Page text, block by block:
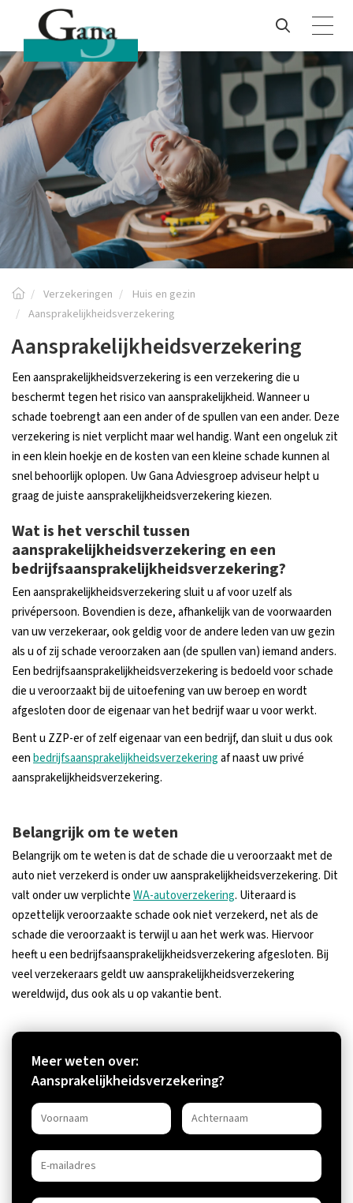
Verzekeringen
Huis en gezin
Aansprakelijkheidsverzekering
Aansprakelijkheidsverzekering
Een aansprakelijkheidsverzekering is een verzekering die u
beschermt tegen het risico van aansprakelijkheid. Wanneer u
schade toebrengt aan een ander of de spullen van een ander. Deze
verzekering is niet verplicht maar wel handig. Want een ongeluk zit
in een klein hoekje en de kosten van een kleine schade kunnen al
snel behoorlijk oplopen. Uw Gana Adviesgroep adviseur helpt u
graag de juiste aansprakelijkheidsverzekering kiezen.
Wat is het verschil tussen
aansprakelijkheidsverzekering en een
bedrijfsaansprakelijkheidsverzekering?
Een aansprakelijkheidsverzekering sluit u af voor uzelf als
privépersoon. Bovendien is deze, afhankelijk van de voorwaarden
van uw verzekeraar, ook geldig voor de andere leden van uw gezin
als u of zij schade veroorzaken aan (de spullen van) iemand anders.
Een bedrijfsaansprakelijkheidsverzekering is bedoeld voor schade
die u veroorzaakt bij de uitoefening van uw beroep en wordt
afgesloten door de eigenaar van het bedrijf waar u voor werkt.
Bent u ZZP-er of zelf eigenaar van een bedrijf, dan sluit u dus ook
eenbedrijfsaansprakelijkheidsverzekeringaf naast uw privé
aansprakelijkheidsverzekering.
Belangrijk om te weten
Belangrijk om te weten is dat de schade die u veroorzaakt met de
auto niet verzekerd is onder uw aansprakelijkheidsverzekering. Dit
valt onder uw verplichteWA-autoverzekering. Uiteraard is
opzettelijk veroorzaakte schade ook niet verzekerd, net als de
schade die veroorzaakt is terwijl u aan het werk was. Hiervoor
heeft u een bedrijfsaansprakelijkheidsverzekering afgesloten. Bij
veel verzekeraars geldt uw aansprakelijkheidsverzekering
wereldwijd, dus ook als u op vakantie bent.
Meer weten over:
Aansprakelijkheidsverzekering?